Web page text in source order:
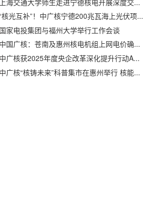
上海交通大学师生走进宁德核电开展深度交流研学
“核光互补”！中广核宁德200兆瓦海上光伏项目全容量并网发电
国家电投集团与福州大学举行工作会谈
中国广核：苍南及惠州核电机组上网电价确认为0.4153元/千瓦时
中广核获2025年度央企改革深化提升行动A级评价
中广核“核铸未来”科普集市在惠州举行 核能知识走进亲子互动场景